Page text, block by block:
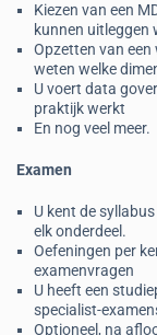
Kiezen van een
kunnen uitleggen
Opzetten van
weten welke
U voert data
praktijk werkt
En nog veel meer.
Examen
U kent de
elk onderdeel.
Oefeningen per
examenvragen
U heeft een
specialist-
Optioneel, na